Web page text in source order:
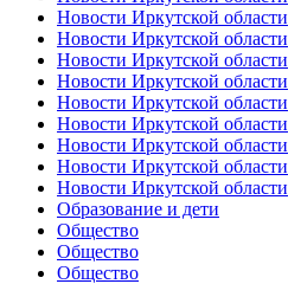
Новости Иркутской области
Новости Иркутской области
Новости Иркутской области
Новости Иркутской области
Новости Иркутской области
Новости Иркутской области
Новости Иркутской области
Новости Иркутской области
Новости Иркутской области
Образование и дети
Общество
Общество
Общество